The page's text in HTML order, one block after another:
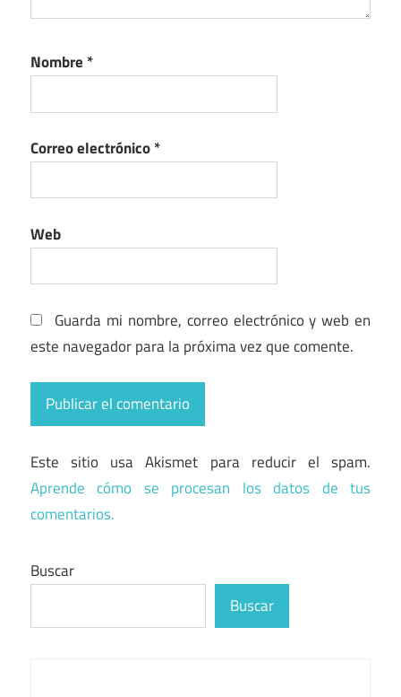
Nombre *
Correo electrónico*
Web
Guarda mi nombre, correo electrónico y web en
este navegador para la próxima vez que comente.
Este sitio usa Akismet para reducir el spam.
Aprende cómo se procesan los datos de tus
comentarios.
Buscar
Buscar